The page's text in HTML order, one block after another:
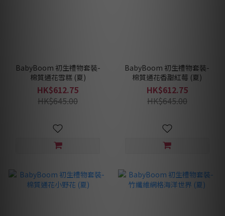
BabyBoom 初生禮物套裝-
棉質通花雪糕 (夏)
HK$612.75
HK$645.00
BabyBoom 初生禮物套裝-
棉質通花香甜紅莓 (夏)
HK$612.75
HK$645.00